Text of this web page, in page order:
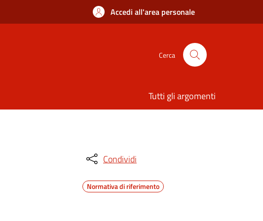
Accedi all'area personale
Cerca
Tutti gli argomenti
Condividi
Normativa di riferimento